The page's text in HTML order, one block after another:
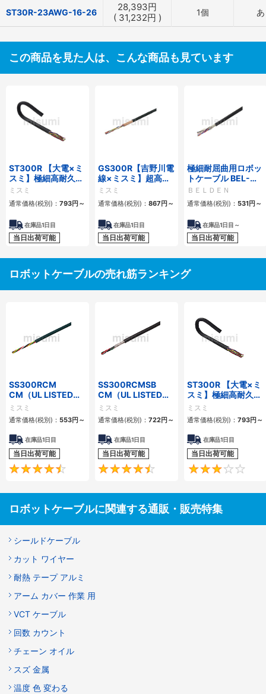
ST30R-23AWG-16-26 28,393円
( 31,232円 ) 1個
この商品を見た人は、こんな商品も見ています
ST300R 【大電×ミ
スミ】極細高耐久ロ
ボットケーブル（シ
ールド無・有）
ミスミ
通常価格(税別)： 793円 ～
在庫品1日目
当日出荷可能
GS300R【吉野川電
線×ミスミ】超高屈
曲銅合金ロボットケ
ーブル（シールド
無・有）
ミスミ
通常価格(税別)： 867 円 ～
在庫品1日目
当日出荷可能
極細耐屈曲用ロボッ
トケーブル BEL-
RBT 20276シリー
ズ UL／CE シールド
有・無
ＢＥＬＤＥＮ
通常価格(税別)： 531円 ～
在庫品1日目～
当日出荷可能
ロボットケーブルの売れ筋ランキング
SS300RCM
CM（UL LISTED規
格・NEPA対応） 小
径
ミスミ
通常価格(税別)： 553円 ～
在庫品1日目
当日出荷可能
4.7
SS300RCMSB
CM（UL LISTED規
格・NEPA対応） 小
径 シールド付
ミスミ
通常価格(税別)： 722円 ～
在庫品1日目
当日出荷可能
4.5
ST300R 【大電×ミ
スミ】極細高耐久ロ
ボットケーブル（シ
ールド無・有）
ミスミ
通常価格(税別)： 793円 ～
在庫品1日目
当日出荷可能
ロボットケーブルに関連する通販・販売特集
シールドケーブル
カット ワイヤー
耐熱 テープ アルミ
アーム カバー 作業 用
VCT ケーブル
回数 カウント
チェーン オイル
スズ 金属
温度 色 変わる